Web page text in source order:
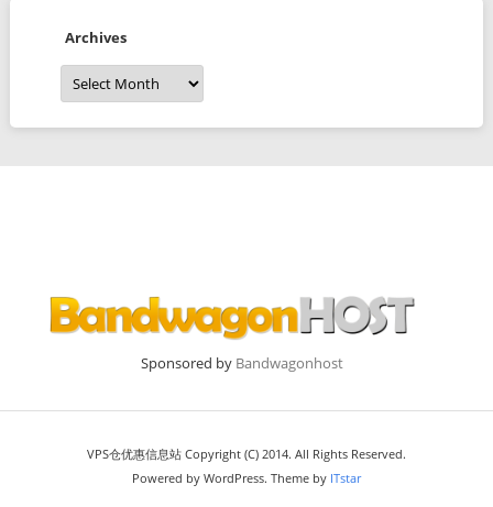
Archives
Archives
Sponsored by Bandwagonhost
VPS仓优惠信息站 Copyright (C) 2014. All Rights Reserved.
Powered by WordPress. Theme by ITstar